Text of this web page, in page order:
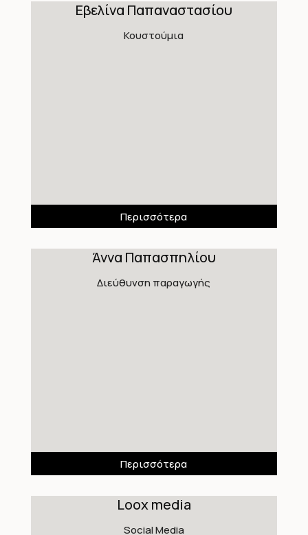
Εβελίνα Παπαναστασίου
Κουστούμια
Περισσότερα
Άννα Παπασπηλίου
Διεύθυνση παραγωγής
Περισσότερα
Loox media
Social Media